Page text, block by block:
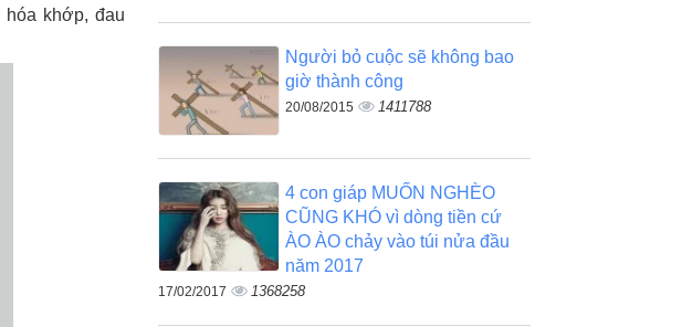
khớp, đau
Người bỏ cuộc sẽ không bao
giờ thành công
20/08/2015 1411788
4 con giáp MUỐN NGHÈO
CŨNG KHÓ vì dòng tiền cứ
ÀO ÀO chảy vào túi nửa đầu
năm 2017
17/02/2017 1368258